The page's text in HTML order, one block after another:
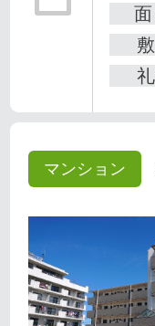
マンション